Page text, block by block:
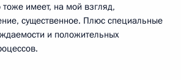
тоже имеет, на мой взгляд,
существенное. Плюс специальные
и положительных